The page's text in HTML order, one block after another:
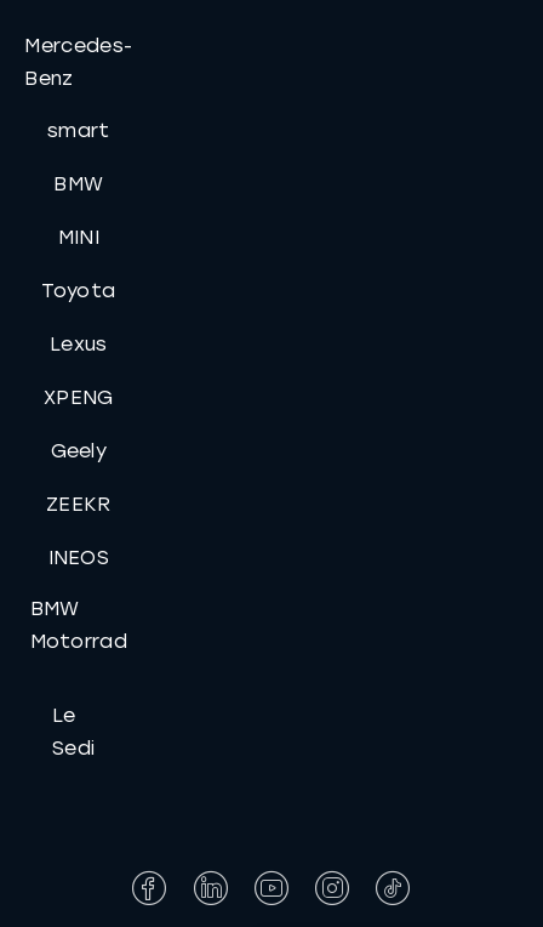
Mercedes-
Benz
smart
BMW
MINI
Toyota
Lexus
XPENG
Geely
ZEEKR
INEOS
BMW
Motorrad
Le
Sedi
Facebook
LinkedInYouTubeInstagram